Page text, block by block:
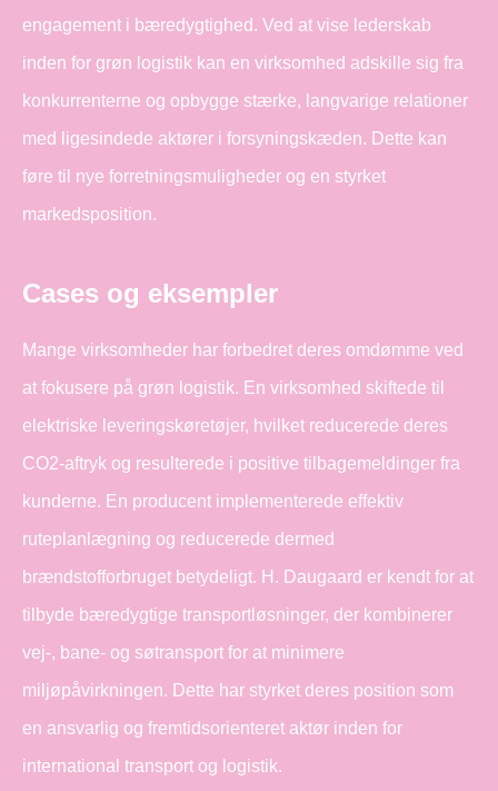
engagement i bæredygtighed. Ved at vise lederskab
inden for grøn logistik kan en virksomhed adskille sig fra
konkurrenterne og opbygge stærke, langvarige relationer
med ligesindede aktører i forsyningskæden. Dette kan
føre til nye forretningsmuligheder og en styrket
markedsposition.
Cases og eksempler
Mange virksomheder har forbedret deres omdømme ved
at fokusere på grøn logistik. En virksomhed skiftede til
elektriske leveringskøretøjer, hvilket reducerede deres
CO2-aftryk og resulterede i positive tilbagemeldinger fra
kunderne. En producent implementerede effektiv
ruteplanlægning og reducerede dermed
brændstofforbruget betydeligt. H. Daugaard er kendt for at
tilbyde bæredygtige transportløsninger, der kombinerer
vej-, bane- og søtransport for at minimere
miljøpåvirkningen. Dette har styrket deres position som
en ansvarlig og fremtidsorienteret aktør inden for
international transport og logistik.